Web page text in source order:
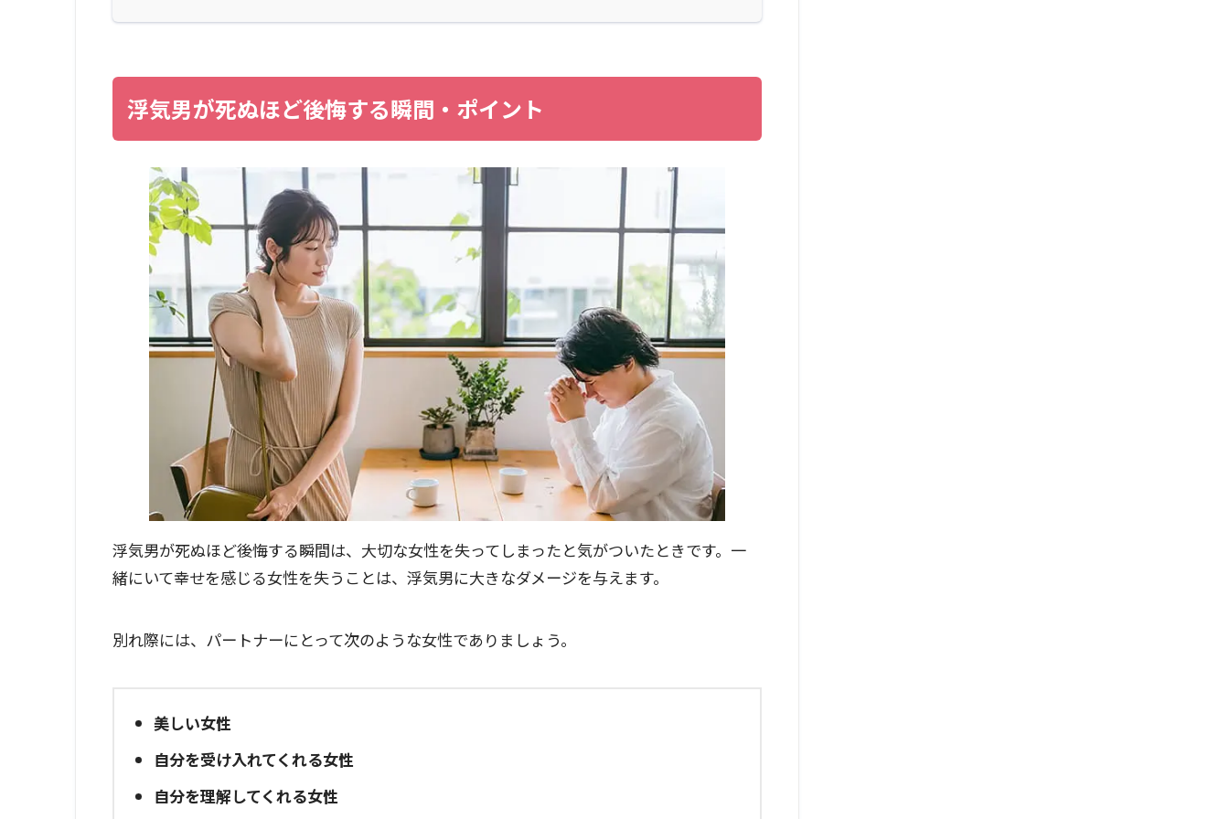
浮気男が死ぬほど後悔する瞬間・ポイント
浮気男が死ぬほど後悔する瞬間は、大切な女性を失ってしまったと気がついたときです。一
緒にいて幸せを感じる女性を失うことは、浮気男に大きなダメージを与えます。
別れ際には、パートナーにとって次のような女性でありましょう。
美しい女性
自分を受け入れてくれる女性
自分を理解してくれる女性